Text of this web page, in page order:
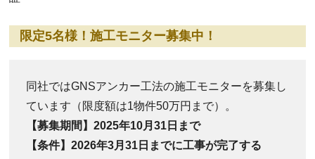
限定5名様！施工モニター募集中！
同社ではGNSアンカー工法の施工モニターを募集し
ています（限度額は1物件50万円まで）。
【募集期間】2025年10月31日まで
【条件】2026年3月31日までに工事が完了する